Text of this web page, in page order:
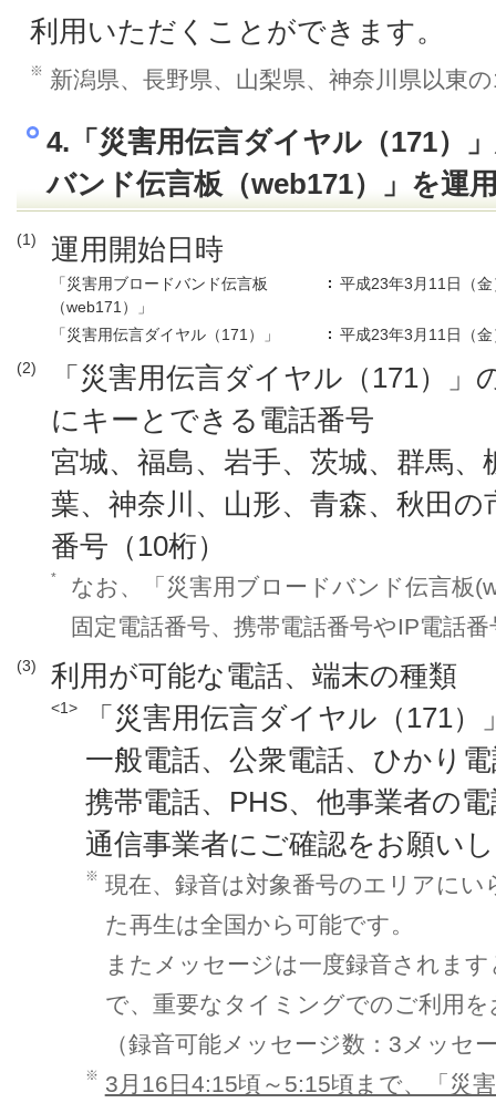
利用いただくことができます。
※ 新潟県、長野県、山梨県、神奈川県以東
4.「災害用伝言ダイヤル（171）
バンド伝言板（web171）」を運
(1) 運用開始日時
「災害用ブロードバンド伝言板
（web171）」
平成23年3月11日（
「災害用伝言ダイヤル（171）」
平成23年3月11日（
(2)
「災害用伝言ダイヤル（171）
にキーとできる電話番号
宮城、福島、岩手、茨城、群馬、
葉、神奈川、山形、青森、秋田
番号（10桁）
*
なお、「災害用ブロードバンド伝言板
固定電話番号、携帯電話番号やIP電話
(3) 利用が可能な電話、端末の種類
<1>
「災害用伝言ダイヤル（171）
一般電話、公衆電話、ひかり
携帯電話、PHS、他事業者の
通信事業者にご確認をお願い
※ 現在、録音は対象番号のエリアに
た再生は全国から可能です。
またメッセージは一度録音されま
で、重要なタイミングでのご利用
（録音可能メッセージ数：3メッセ
※ 3月16日4:15頃～5:15頃まで、「災